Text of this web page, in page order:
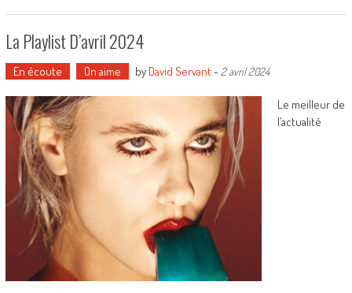
La Playlist D’avril 2024
En écoute On aime by David Servant- 2 avril 2024
Le meilleur de
l’actualité